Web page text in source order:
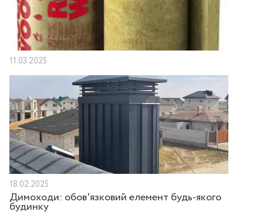
11.03.2025
18.02.2025
Димоходи: обов'язковий елемент будь-якого
будинку